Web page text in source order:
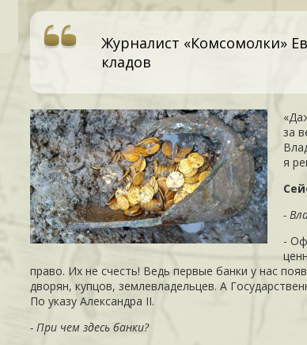
Журналист «Комсомолки»
кладов
за
я
-
-
право. Их не счесть! Ведь первые банки у нас
дворян, купцов, землевладельцев. А
По указу Александра II.
- При чем здесь банки?